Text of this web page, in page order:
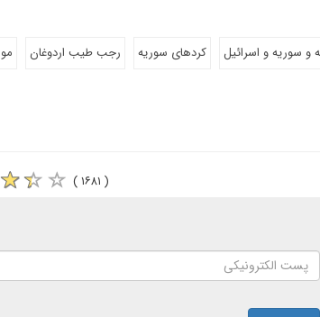
و سوریه و اسرائیل کردهای سوریه رجب طیب اردوغان
( ۱۶۸۱ )